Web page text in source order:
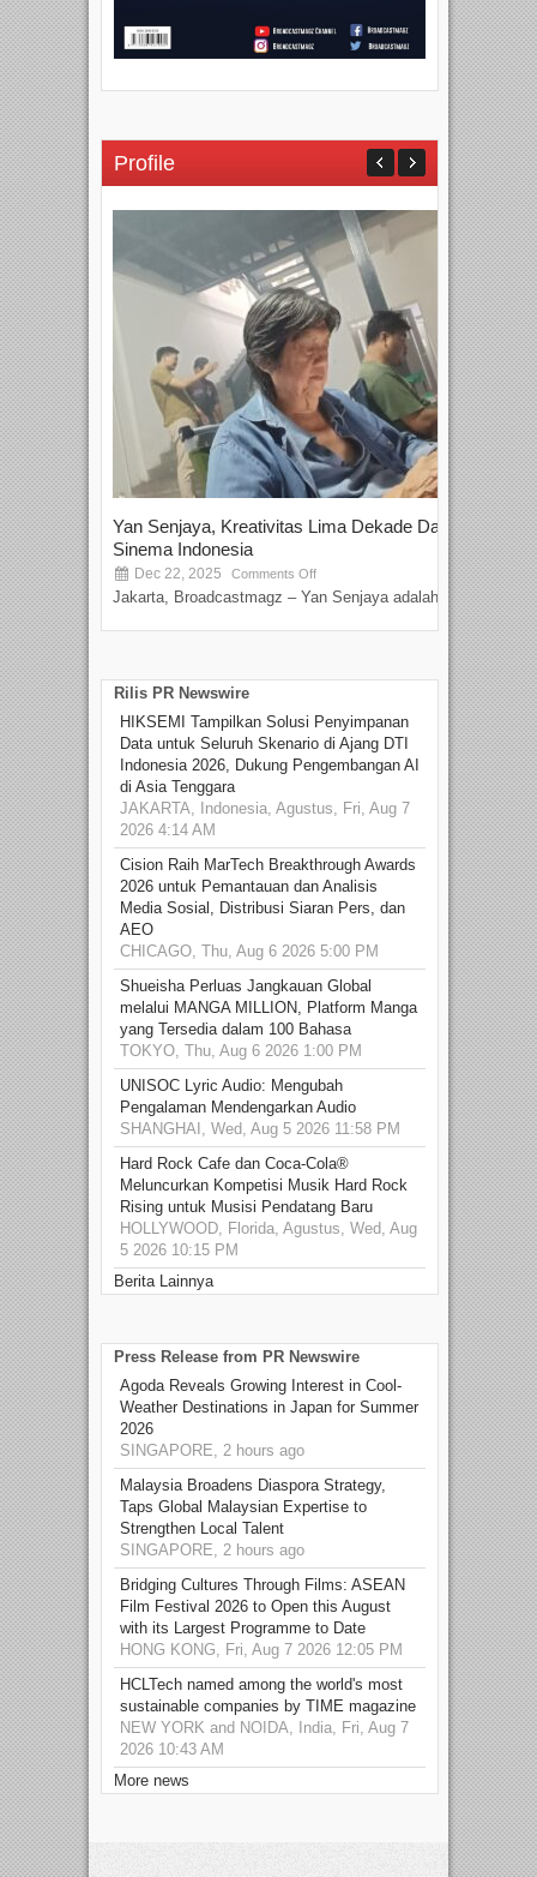
Profile
Yan Senjaya, Kreativitas Lima Dekade Dalam
Sinema Indonesia
Dec 22, 2025 Comments Off
Jakarta, Broadcastmagz – Yan Senjaya adalah...
Rilis PR Newswire
HIKSEMI Tampilkan Solusi Penyimpanan
Data untuk Seluruh Skenario di Ajang DTI
Indonesia 2026, Dukung Pengembangan AI
di Asia Tenggara
JAKARTA, Indonesia, Agustus, Fri, Aug 7
2026 4:14 AM
Cision Raih MarTech Breakthrough Awards
2026 untuk Pemantauan dan Analisis
Media Sosial, Distribusi Siaran Pers, dan
AEO
CHICAGO, Thu, Aug 6 2026 5:00 PM
Shueisha Perluas Jangkauan Global
melalui MANGA MILLION, Platform Manga
yang Tersedia dalam 100 Bahasa
TOKYO, Thu, Aug 6 2026 1:00 PM
UNISOC Lyric Audio: Mengubah
Pengalaman Mendengarkan Audio
SHANGHAI, Wed, Aug 5 2026 11:58 PM
Hard Rock Cafe dan Coca-Cola®
Meluncurkan Kompetisi Musik Hard Rock
Rising untuk Musisi Pendatang Baru
HOLLYWOOD, Florida, Agustus, Wed, Aug
5 2026 10:15 PM
Berita Lainnya
Press Release from PR Newswire
Agoda Reveals Growing Interest in Cool-
Weather Destinations in Japan for Summer
2026
SINGAPORE, 2 hours ago
Malaysia Broadens Diaspora Strategy,
Taps Global Malaysian Expertise to
Strengthen Local Talent
SINGAPORE, 2 hours ago
Bridging Cultures Through Films: ASEAN
Film Festival 2026 to Open this August
with its Largest Programme to Date
HONG KONG, Fri, Aug 7 2026 12:05 PM
HCLTech named among the world's most
sustainable companies by TIME magazine
NEW YORK and NOIDA, India, Fri, Aug 7
2026 10:43 AM
More news